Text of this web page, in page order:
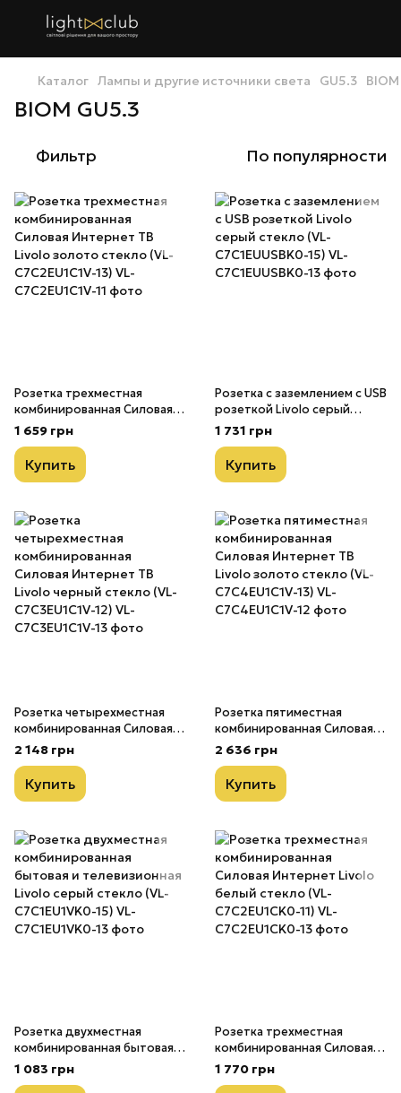
Каталог Лампы и другие источники света GU5.3
BIOM GU5.3
Фильтр По популярности
Розетка трехместная
комбинированная Силовая
Интернет ТВ Livolo золото
стекло (VL-C7C2EU1C1V-13)
1 659 грн
Купить
Розетка с заземлением с USB
розеткой Livolo серый
стекло (VL-C7C1EUUSBK0-15)
1 731 грн
Купить
Розетка четырехместная
комбинированная Силовая
Интернет ТВ Livolo черный
стекло (VL-C7C3EU1C1V-12)
2 148 грн
Купить
Розетка пятиместная
комбинированная Силовая
Интернет ТВ Livolo золото
стекло (VL-C7C4EU1C1V-13)
2 636 грн
Купить
Розетка двухместная
комбинированная бытовая и
телевизионная Livolo серый
стекло (VL-C7C1EU1VK0-15)
1 083 грн
Розетка трехместная
комбинированная Силовая
Интернет Livolo белый
стекло (VL-C7C2EU1CK0-11)
1 770 грн